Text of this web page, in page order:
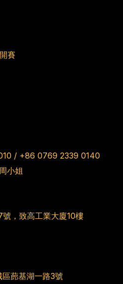
賽
/ +86 0769 2339 0140
周小姐
，致高工業大廈10樓
蓢基湖一路3號